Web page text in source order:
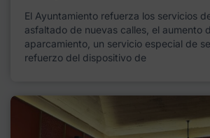
El Ayuntamiento refuerza los servicios
asfaltado de nuevas calles, el aumento
aparcamiento, un servicio especial de
refuerzo del dispositivo de